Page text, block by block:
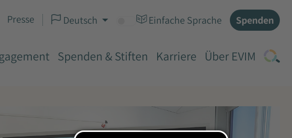
Spenden & Stiften Karriere Über EVIM
Presse Deutsch Einfache Sprache Spenden